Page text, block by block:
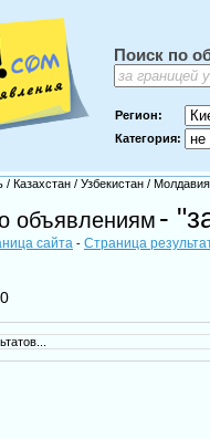
Поиск по
Регион:
Категория:
/ Казахстан / Узбекистан / Молдавия
объявлениям -
сайта - Страница
0